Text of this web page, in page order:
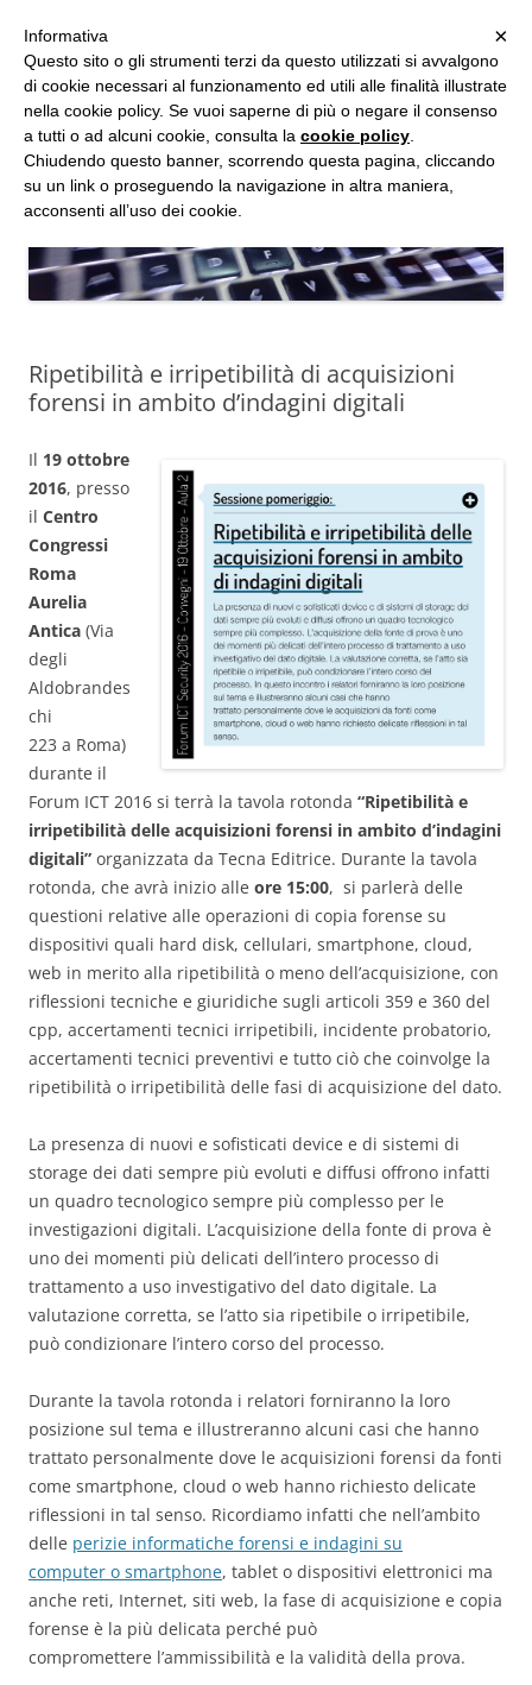
Vai
al
contenuto
Studio d'Informatica Forense
Perizie Informatiche Forensi, CTP e CTU in Processi Civili e Penali
Ripetibilità e irripetibilità di acquisizioni
forensi in ambito d’indagini digitali
Il 19 ottobre
2016, presso
il Centro
Congressi
Roma
Aurelia
Antica (Via
degli
Aldobrandes
chi
223 a Roma)
durante il
Forum ICT 2016 si terrà la tavola rotonda “Ripetibilità e
irripetibilità delle acquisizioni forensi in ambito d’indagini
digitali” organizzata da Tecna Editrice. Durante la tavola
rotonda, che avrà inizio alle ore 15:00, si parlerà delle
questioni relative alle operazioni di copia forense su
dispositivi quali hard disk, cellulari, smartphone, cloud,
web in merito alla ripetibilità o meno dell’acquisizione, con
riflessioni tecniche e giuridiche sugli articoli 359 e 360 del
cpp, accertamenti tecnici irripetibili, incidente probatorio,
accertamenti tecnici preventivi e tutto ciò che coinvolge la
ripetibilità o irripetibilità delle fasi di acquisizione del dato.
La presenza di nuovi e sofisticati device e di sistemi di
storage dei dati sempre più evoluti e diffusi offrono infatti
un quadro tecnologico sempre più complesso per le
investigazioni digitali. L’acquisizione della fonte di prova è
uno dei momenti più delicati dell’intero processo di
trattamento a uso investigativo del dato digitale. La
valutazione corretta, se l’atto sia ripetibile o irripetibile,
può condizionare l’intero corso del processo.
Durante la tavola rotonda i relatori forniranno la loro
posizione sul tema e illustreranno alcuni casi che hanno
trattato personalmente dove le acquisizioni forensi da fonti
come smartphone, cloud o web hanno richiesto delicate
riflessioni in tal senso. Ricordiamo infatti che nell’ambito
delle perizie informatiche forensi e indagini su
computer o smartphone, tablet o dispositivi elettronici ma
anche reti, Internet, siti web, la fase di acquisizione e copia
forense è la più delicata perché può
compromettere l’ammissibilità e la validità della prova.
MENU ×
Informativa
Questo sito o gli strumenti terzi da questo utilizzati si avvalgono
di cookie necessari al funzionamento ed utili alle finalità illustrate
nella cookie policy. Se vuoi saperne di più o negare il consenso
a tutti o ad alcuni cookie, consulta la cookie policy
Chiudendo questo banner, scorrendo questa pagina, cliccando
su un link o proseguendo la navigazione in altra maniera,
acconsenti all’uso dei cookie.